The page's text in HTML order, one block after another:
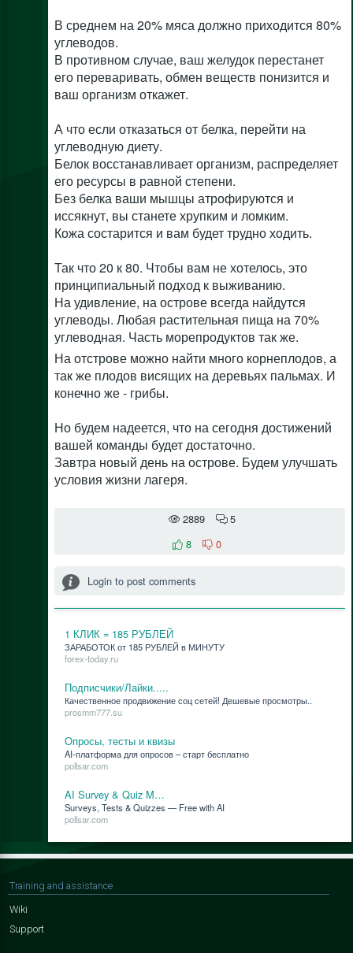
В среднем на 20% мяса должно приходится 80%
углеводов.
В противном случае, ваш желудок перестанет
его переваривать, обмен веществ понизится и
ваш организм откажет.
А что если отказаться от белка, перейти на
углеводную диету.
Белок восстанавливает организм, распределяет
его ресурсы в равной степени.
Без белка ваши мышцы атрофируются и
иссякнут, вы станете хрупким и ломким.
Кожа состарится и вам будет трудно ходить.
Так что 20 к 80. Чтобы вам не хотелось, это
принципиальный подход к выживанию.
На удивление, на острове всегда найдутся
углеводы. Любая растительная пища на 70%
углеводная. Часть морепродуктов так же.
На отстрове можно найти много корнеплодов, а
так же плодов висящих на деревьях пальмах. И
конечно же - грибы.
Но будем надеется, что на сегодня достижений
вашей команды будет достаточно.
Завтра новый день на острове. Будем улучшать
условия жизни лагеря.
2889
5
8
0
Login to post comments
1 КЛИК = 185 РУБЛЕЙ
ЗАРАБОТОК от 185 РУБЛЕЙ в МИНУТУ
forex-today.ru
Подписчики/Лайки.....
Ка­че­ствен­ное про­дви­же­ние соц се­тей! Де­ше­вые про­смот­ры..
prosmm777.su
Опросы, тесты и квизы
AI-плат­фор­ма для опро­сов – старт бес­плат­но
pollsar.com
AI Survey & Quiz M…
Surveys, Tests & Quizzes — Free with AI
pollsar.com
Training and assistance
Wiki
Support